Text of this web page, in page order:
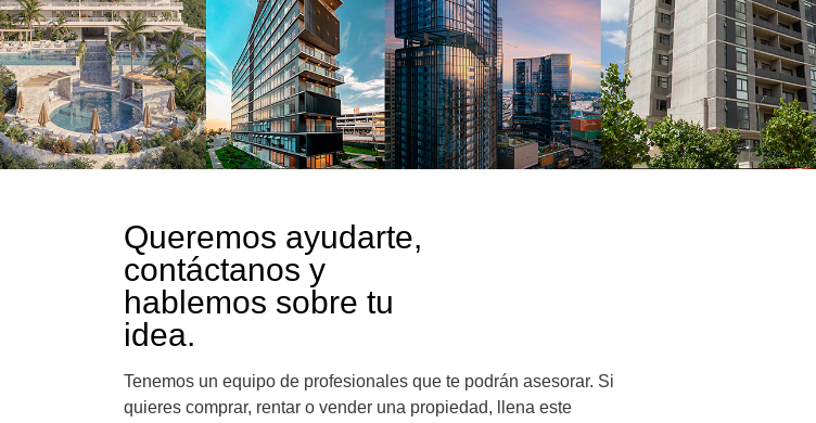
Queremos ayudarte,
contáctanos y
hablemos sobre tu
idea.
Tenemos un equipo de profesionales que te podrán asesorar. Si
quieres comprar, rentar o vender una propiedad, llena este